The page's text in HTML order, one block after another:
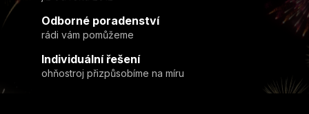
k
p
Odborné poradenství
rádi vám pomůžeme
Individuální řešení
ohňostroj přizpůsobíme na míru